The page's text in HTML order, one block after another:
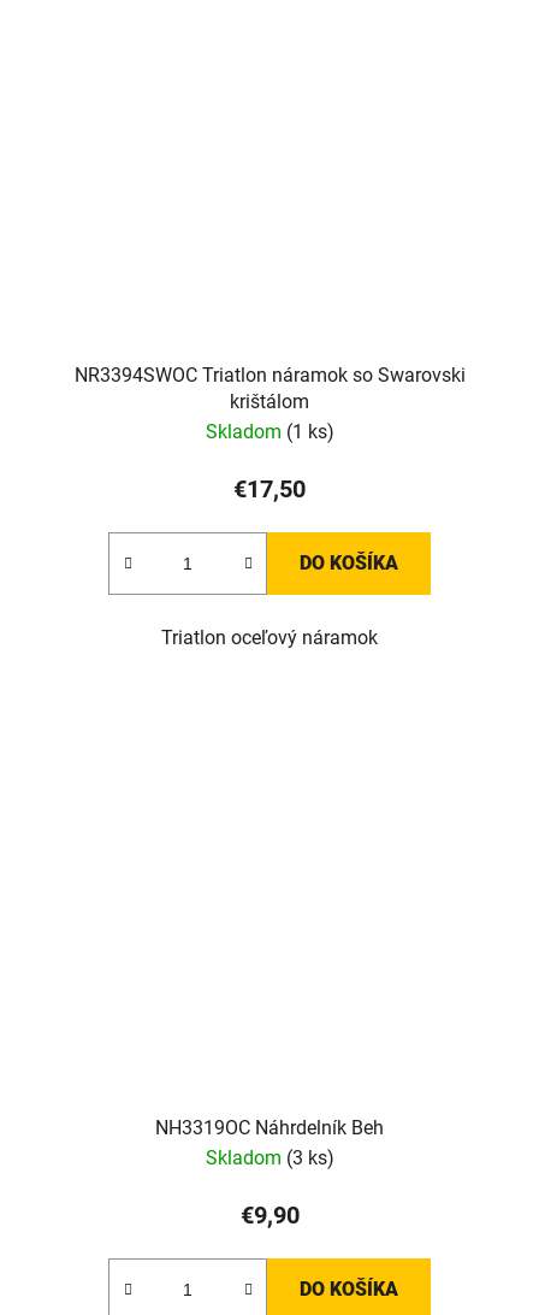
NR3394SWOC Triatlon náramok so Swarovski
krištálom
Skladom (1 ks)
€17,50
DO KOŠÍKA
Triatlon oceľový náramok
NH3319OC Náhrdelník Beh
Skladom (3 ks)
€9,90
DO KOŠÍKA